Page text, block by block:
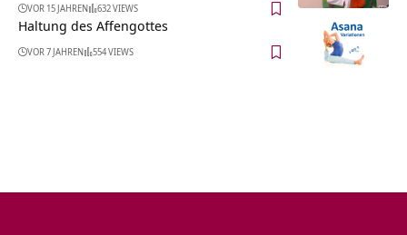
VOR 15 JAHREN 632 VIEWS
Haltung des Affengottes
VOR 7 JAHREN 554 VIEWS